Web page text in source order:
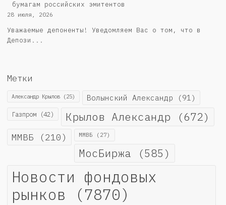
бумагам российских эмитентов
28 июля, 2026
Уважаемые депоненты! Уведомляем Вас о том, что в
Депози...
Метки
Александр Крылов (25) Волынский Александр (91)
Газпром (42) Крылов Александр (672)
ММВБ (210) ММВБ (27)
МосБиржа (585)
Новости фондовых
рынков (7870)